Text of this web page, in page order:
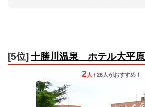
[5位] 十勝川温泉 ホテル大平原
2 人 / 26人がおすすめ！